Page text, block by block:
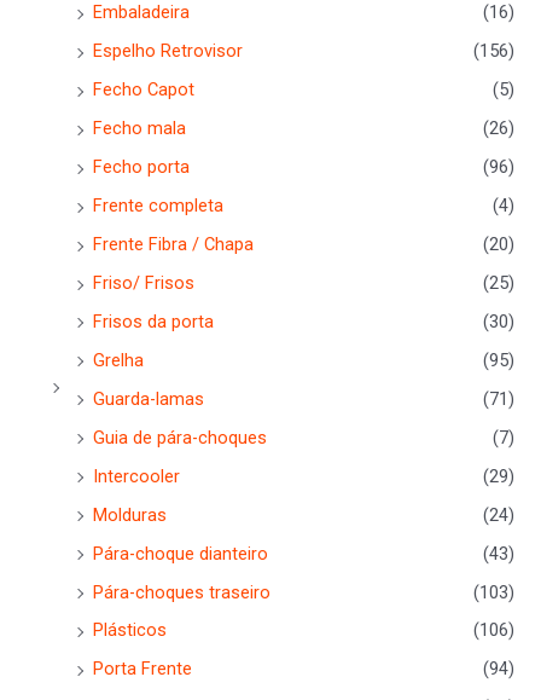
Embaladeira
(16)
Espelho Retrovisor
(156)
Fecho Capot
(5)
Fecho mala
(26)
Fecho porta
(96)
Frente completa
(4)
Frente Fibra / Chapa
(20)
Friso/ Frisos
(25)
Frisos da porta
(30)
Grelha
(95)
Guarda-lamas
(71)
Guia de pára-choques
(7)
Intercooler
(29)
Molduras
(24)
Pára-choque dianteiro
(43)
Pára-choques traseiro
(103)
Plásticos
(106)
Porta Frente
(94)